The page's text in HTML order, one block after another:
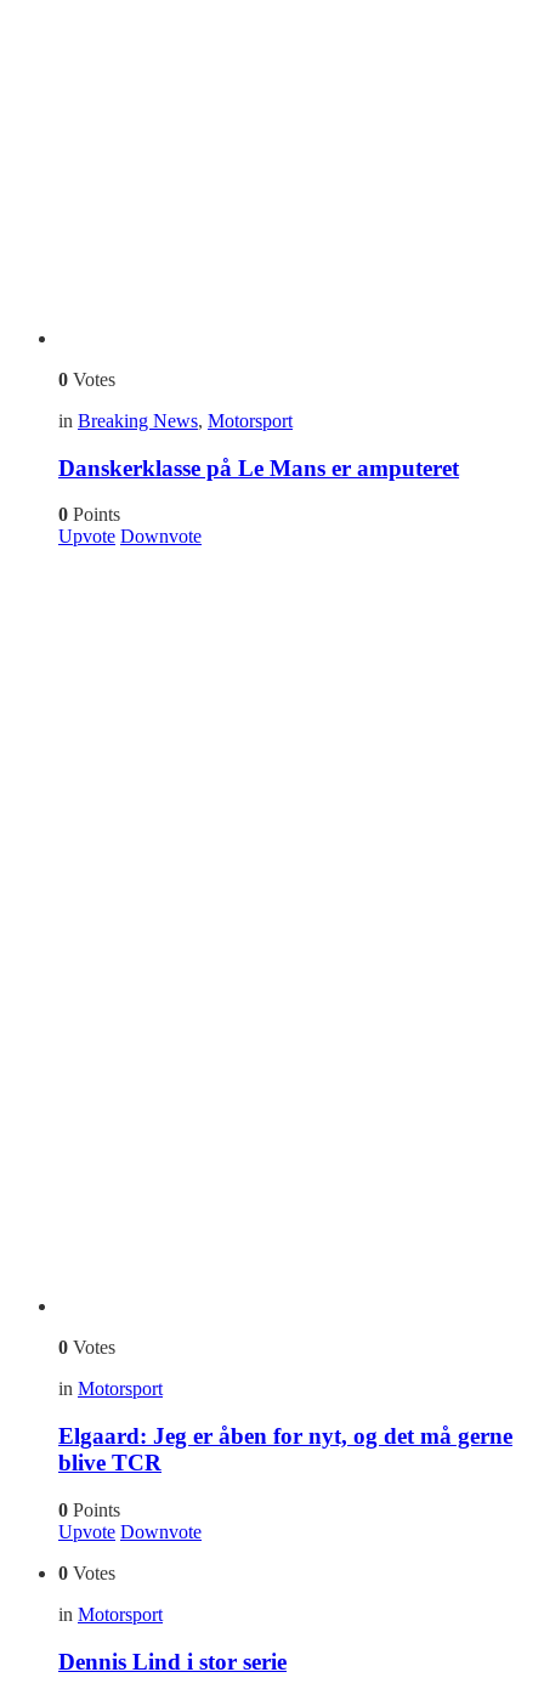
0 Votes
in Breaking News, Motorsport
Danskerklasse på Le Mans er amputeret
0 Points
Upvote Downvote
0 Votes
in Motorsport
Elgaard: Jeg er åben for nyt, og det må gerne
blive TCR
0 Points
Upvote Downvote
0 Votes
in Motorsport
Dennis Lind i stor serie